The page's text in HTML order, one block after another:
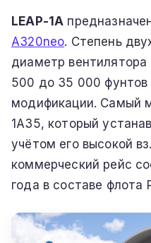
LEAP-1A
A320neo. Степень
диаметр
500 до 35 000 фунтов
модификации. Самый
1A35, который
учётом его высокой
коммерческий рейс
года в составе флота